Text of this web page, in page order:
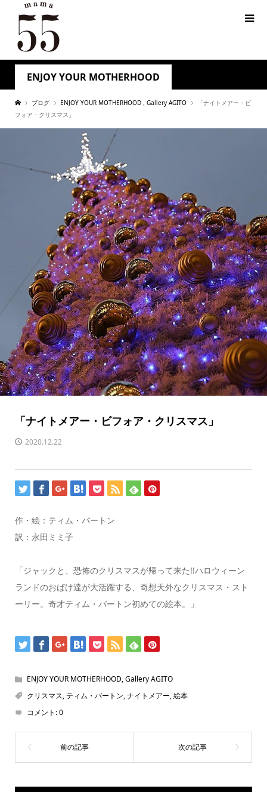
ENJOY YOUR MOTHERHOOD
ブログ ENJOY YOUR MOTHERHOOD , Gallery AGITO
「ナイトメアー・ビ
フォア・クリスマス」
「ナイトメアー・ビフォア・クリスマス」
2020.12.22
作・絵：ティム・バートン
訳：永田ミミ子
「ジャックと、恐怖のクリスマスが帰って来た!!ハロウィーン
ランドのおばけ達が大活躍する、奇想天外なクリスマス・スト
ーリー。奇才ティム・バートン初めての絵本。」
ENJOY YOUR MOTHERHOOD,Gallery AGITO
クリスマス,ティム・バートン,ナイトメアー,絵本
コメント:0